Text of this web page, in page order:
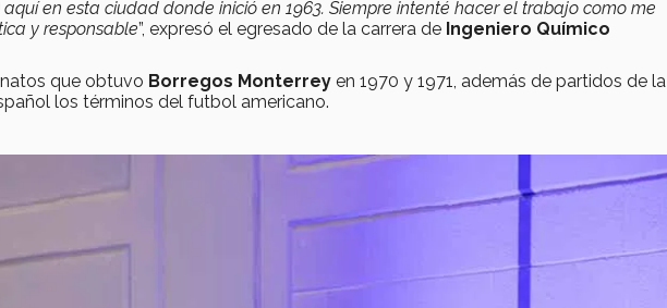
en esta ciudad donde inició en 1963. Siempre intenté hacer el trabajo como me
y responsable”, expresó el egresado de la carrera de Ingeniero Químico
que obtuvo Borregos Monterrey en 1970 y 1971, además de partidos de la
los términos del futbol americano.